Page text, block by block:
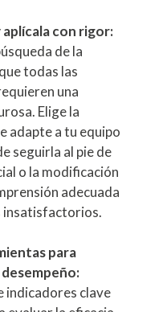
con rigor:
de la
todas las
una
Elige la
adapte a tu equipo
seguirla al pie de
o la modificación
adecuada
insatisfactorios.
para
indicadores clave